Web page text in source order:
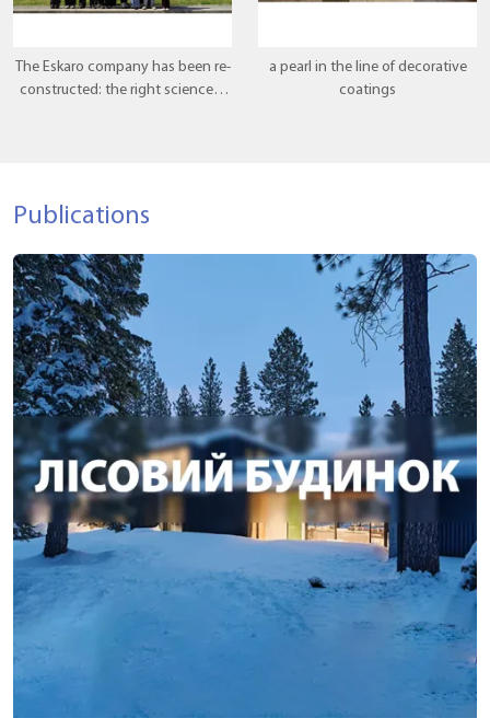
The Eskaro company has been re-
constructed: the right science is
a pearl in the line of decorative
coatings
Publications